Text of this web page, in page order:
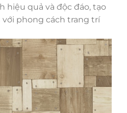
hiệu quả và độc đáo, tạo
phong cách trang trí